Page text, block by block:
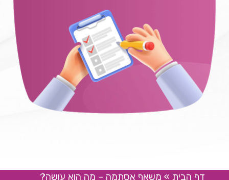
דף הבית » משאף אסתמה – מה הוא עושה?